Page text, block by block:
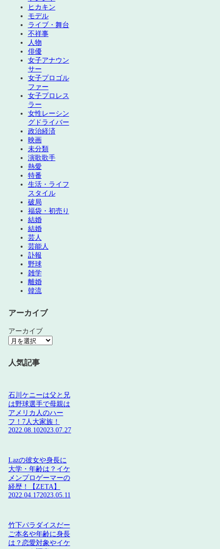
ヒカキン
モデル
ライブ・舞台
不祥事
人物
俳優
女子アナウン
サー
女子プロゴル
ファー
女子プロレス
ラー
女性レーシン
グドライバー
政治経済
映画
未分類
演歌歌手
熱愛
特番
生活・ライフ
スタイル
破局
福袋・初売り
結婚
結婚
芸人
芸能人
訃報
野球
雑学
離婚
韓流
アーカイブ
アーカイブ
人気記事
石川ケニーは父と兄
は野球選手で母親は
アメリカ人のハー
フ！7人大家族！
2022.08.102023.07.27
Lazの彼女や身長に
大学・年齢は？イケ
メンプロゲーマーの
経歴！【ZETA】
2022.04.172023.05.11
竹下パラダイスだー
ご本名や年齢に身長
は？恋愛対象やイケ